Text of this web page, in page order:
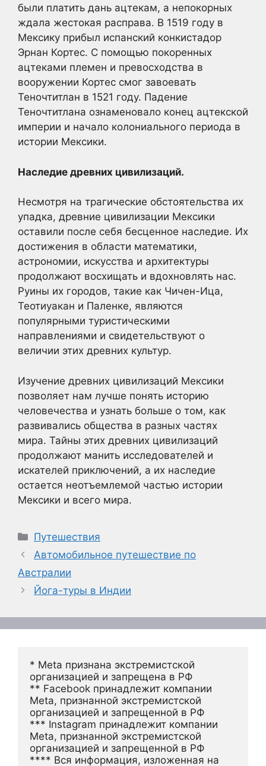
были платить дань ацтекам, а непокорных
ждала жестокая расправа. В 1519 году в
Мексику прибыл испанский конкистадор
Эрнан Кортес. С помощью покоренных
ацтеками племен и превосходства в
вооружении Кортес смог завоевать
Теночтитлан в 1521 году. Падение
Теночтитлана ознаменовало конец ацтекской
империи и начало колониального периода в
истории Мексики.
Наследие древних цивилизаций.
Несмотря на трагические обстоятельства их
упадка, древние цивилизации Мексики
оставили после себя бесценное наследие. Их
достижения в области математики,
астрономии, искусства и архитектуры
продолжают восхищать и вдохновлять нас.
Руины их городов, такие как Чичен-Ица,
Теотиуакан и Паленке, являются
популярными туристическими
направлениями и свидетельствуют о
величии этих древних культур.
Изучение древних цивилизаций Мексики
позволяет нам лучше понять историю
человечества и узнать больше о том, как
развивались общества в разных частях
мира. Тайны этих древних цивилизаций
продолжают манить исследователей и
искателей приключений, а их наследие
остается неотъемлемой частью истории
Мексики и всего мира.
Рубрики
Путешествия
Автомобильное путешествие по
Австралии
Йога-туры в Индии
* Meta признана экстремистской
организацией и запрещена в РФ
** Facebook принадлежит компании
Meta, признанной экстремистской
организацией и запрещенной в РФ
*** Instagram принадлежит компании
Meta, признанной экстремистской
организацией и запрещенной в РФ
**** Вся информация, изложенная на